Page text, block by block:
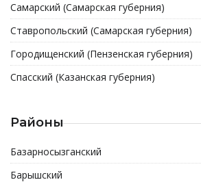
Самарский (Самарская губерния)
Ставропольский (Самарская губерния)
Городищенский (Пензенская губерния)
Спасский (Казанская губерния)
Районы
Базарносызганский
Барышский